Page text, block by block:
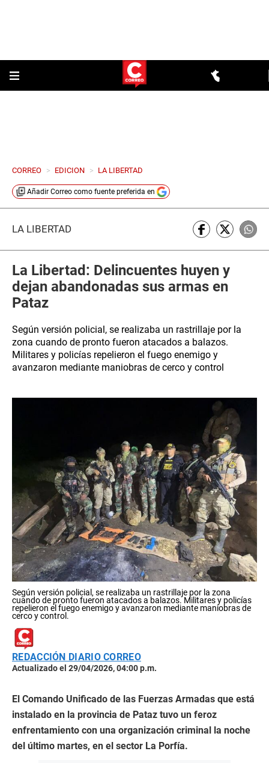
CORREO > EDICION > LA LIBERTAD
Añadir Correo como fuente preferida en
LA LIBERTAD
La Libertad: Delincuentes huyen y
dejan abandonadas sus armas en
Pataz
Según versión policial, se realizaba un rastrillaje por la
zona cuando de pronto fueron atacados a balazos.
Militares y policías repelieron el fuego enemigo y
avanzaron mediante maniobras de cerco y control
Según versión policial, se realizaba un rastrillaje por la zona
cuando de pronto fueron atacados a balazos. Militares y policías
repelieron el fuego enemigo y avanzaron mediante maniobras de
cerco y control.
REDACCIÓN DIARIO CORREO
Actualizado el 29/04/2026, 04:00 p.m.
El Comando Unificado de las Fuerzas Armadas que está
instalado en la provincia de Pataz tuvo un feroz
enfrentamiento con una organización criminal la noche
del último martes, en el sector La Porfía.